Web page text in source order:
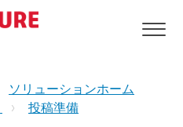
ソリューションホーム
投稿準備